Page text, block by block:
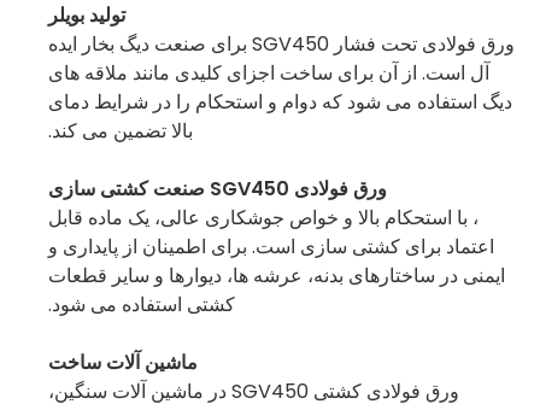
تولید بویلر
ورق فولادی تحت فشار SGV450 برای صنعت دیگ بخار ایده
آل است. از آن برای ساخت اجزای کلیدی مانند ملاقه های
دیگ استفاده می شود که دوام و استحکام را در شرایط دمای
بالا تضمین می کند.
ورق فولادی SGV450 صنعت کشتی سازی
، با استحکام بالا و خواص جوشکاری عالی، یک ماده قابل
اعتماد برای کشتی سازی است. برای اطمینان از پایداری و
ایمنی در ساختارهای بدنه، عرشه ها، دیوارها و سایر قطعات
کشتی استفاده می شود.
ماشین آلات ساخت
ورق فولادی کشتی SGV450 در ماشین آلات سنگین،